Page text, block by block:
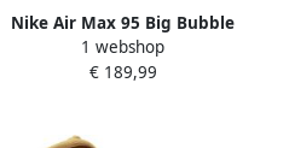
Nike Air Max 95 Big Bubble
damesschoenen Bruin
1 webshop
€ 189,99